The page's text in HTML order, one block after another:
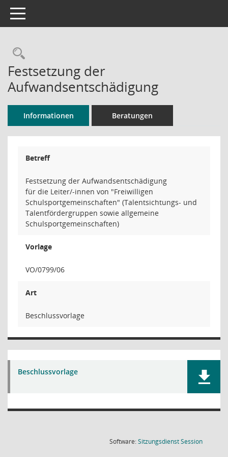
Toggle navigation
Rechercheauswahl
Festsetzung der
Aufwandsentschädigung
Informationen Beratungen
Betreff
Festsetzung der Aufwandsentschädigung
für die Leiter/-innen von "Freiwilligen
Schulsportgemeinschaften" (Talentsichtungs- und
Talentfördergruppen sowie allgemeine
Schulsportgemeinschaften)
Vorlage
VO/0799/06
Art
Beschlussvorlage
Beschlussvorlage
Software:SitzungsdienstSession(Wird in